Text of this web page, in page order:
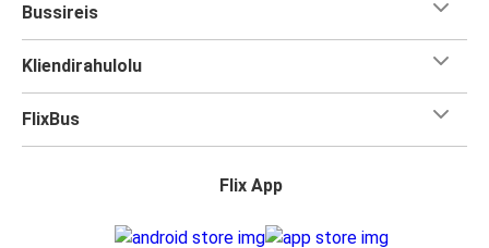
Bussireis
Kliendirahulolu
FlixBus
Flix App